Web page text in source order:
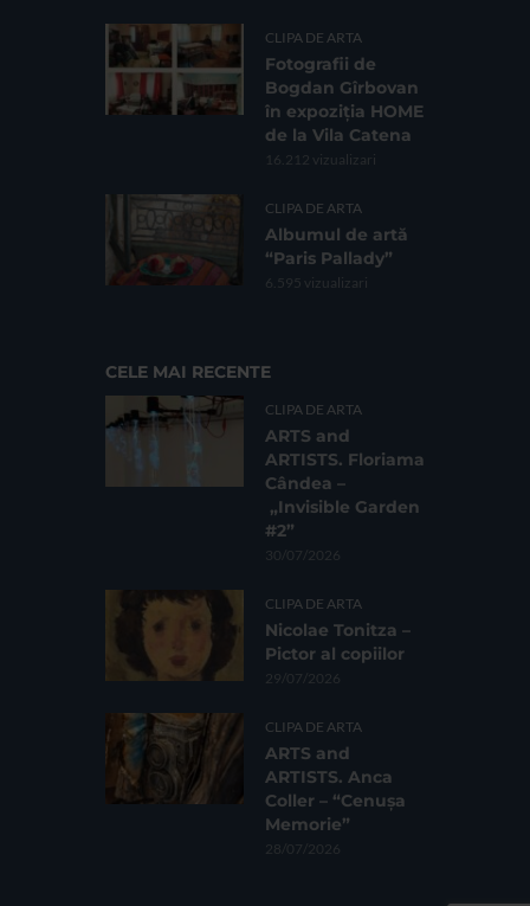
CLIPA DE ARTA
Fotografii de
Bogdan Gîrbovan
în expoziția HOME
de la Vila Catena
16.212 vizualizari
CLIPA DE ARTA
Albumul de artă
“Paris Pallady”
6.595 vizualizari
CELE MAI RECENTE
CLIPA DE ARTA
ARTS and
ARTISTS. Floriama
Cândea –
„Invisible Garden
#2”
30/07/2026
CLIPA DE ARTA
Nicolae Tonitza –
Pictor al copiilor
29/07/2026
CLIPA DE ARTA
ARTS and
ARTISTS. Anca
Coller – “Cenușa
Memorie”
28/07/2026